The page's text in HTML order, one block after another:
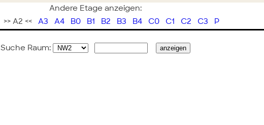
Andere Etage anzeigen:
>> A2 << A3 A4 B0 B1 B2 B3 B4 C0 C1 C2 C3 P
Suche Raum: